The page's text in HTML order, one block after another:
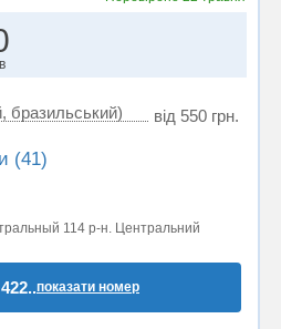
бразильський) від 550 грн.
(41)
114 р-н. Центральний
показати номер